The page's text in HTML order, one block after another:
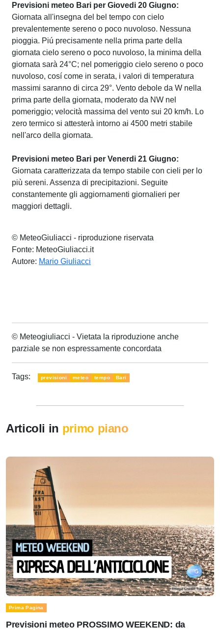
Previsioni meteo Bari per Giovedi 20 Giugno:
Giornata all'insegna del bel tempo con cielo
prevalentemente sereno o poco nuvoloso. Nessuna
pioggia. Piú precisamente nella prima parte della
giornata cielo sereno o poco nuvoloso, la minima della
giornata sarà 24°C; nel pomeriggio cielo sereno o poco
nuvoloso, cosí come in serata, i valori di temperatura
massimi saranno di circa 29°. Vento debole da W nella
prima parte della giornata, moderato da NW nel
pomeriggio; velocità massima del vento sui 20 km/h. Lo
zero termico si attesterà intorno ai 4500 metri stabile
nell'arco della giornata.
Previsioni meteo Bari per Venerdi 21 Giugno:
Giornata caratterizzata da tempo stabile con cieli per lo
più sereni. Assenza di precipitazioni. Seguite
constantemente gli aggiornamenti giornalieri per
maggiori dettagli.
© MeteoGiuliacci - riproduzione riservata
Fonte: MeteoGiuliacci.it
Autore: Mario Giuliacci
© Meteogiuliacci - Vietata la riproduzione anche
parziale se non espressamente concordata
Tags: previsioni meteo tempo Bari
Articoli in primo piano
Prima Pagina
Previsioni meteo PROSSIMO WEEKEND: da